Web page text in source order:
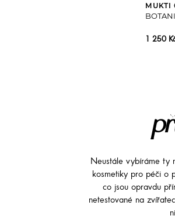
MUKTI
1 250
Neustále vybíráme ty
kosmetiky pro péči o
co jsou opravdu
netestované na